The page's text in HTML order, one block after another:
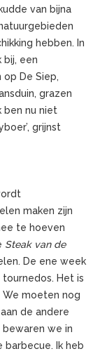
van bijna
hebben. In
een
op De Siep,
grazen
ben nu niet
grijnst
maken zijn
te hoeven
Steak van de
De ene week
Het is
We moeten nog
de andere
bewaren we in
Ik heb